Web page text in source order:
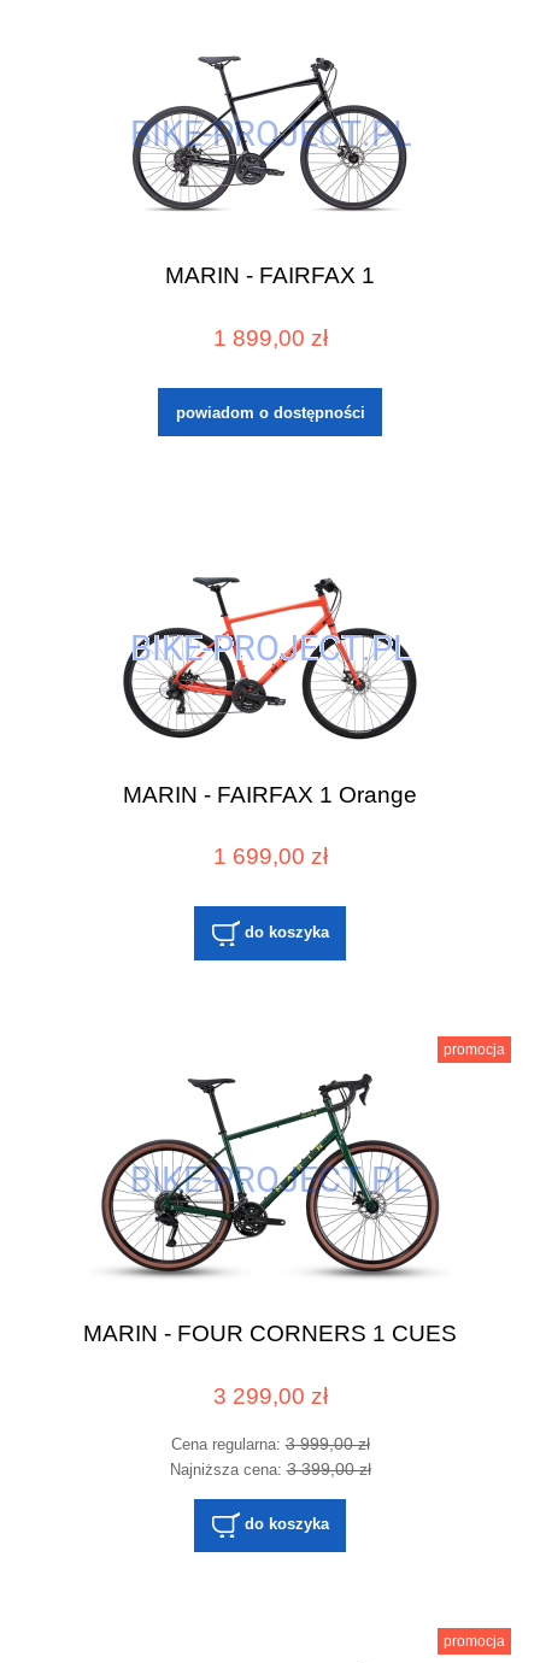
MARIN - FAIRFAX 1
1 899,00 zł
powiadom o dostępności
MARIN - FAIRFAX 1 Orange
1 699,00 zł
do koszyka
MARIN - FOUR CORNERS 1 CUES
3 299,00 zł
Cena regularna:3 999,00 zł
Najniższa cena:3 399,00 zł
do koszyka
promocja
promocja